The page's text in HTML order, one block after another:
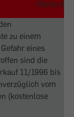
Rückruf
zu einem
eines
sind die
11/1996 bis
vom
(kostenlose